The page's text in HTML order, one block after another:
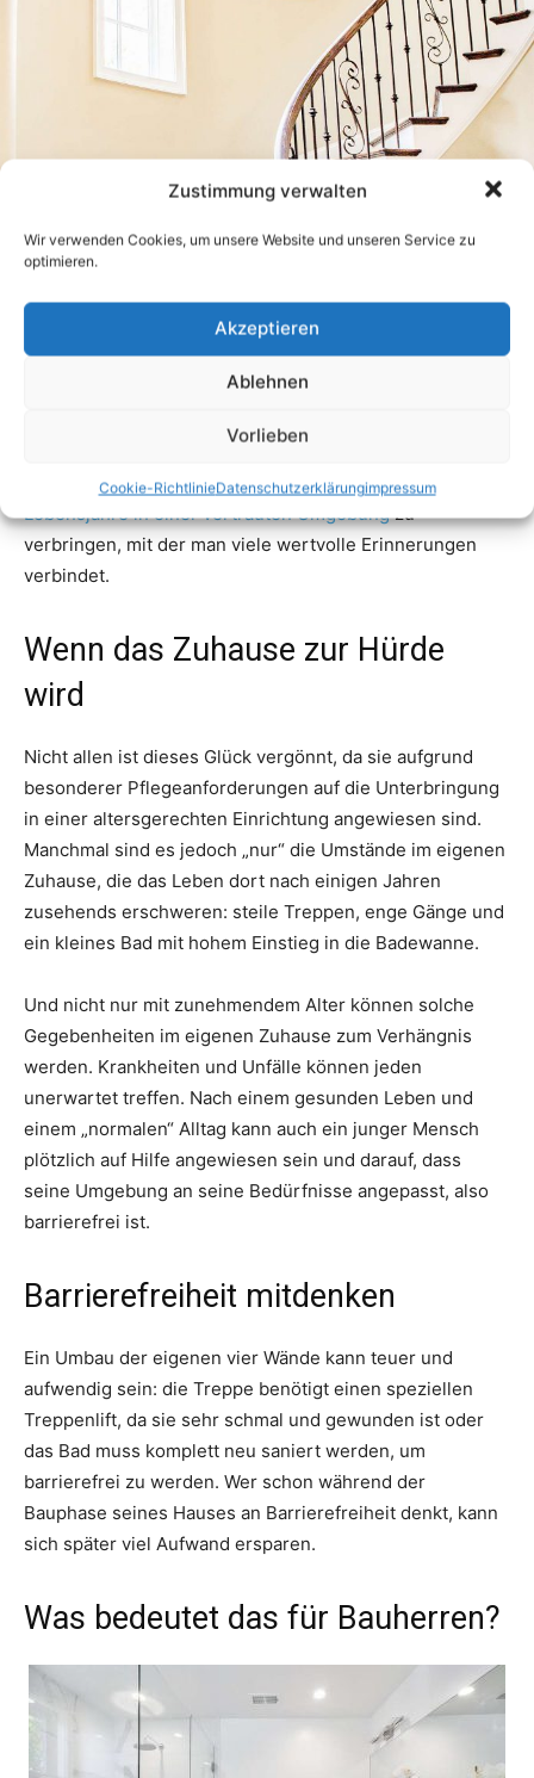
Zustimmung verwalten
Wir verwenden Cookies, um unsere Website und unseren Service zu
optimieren.
Akzeptieren
Ablehnen
Vorlieben
Cookie-RichtlinieDatenschutzerklärungimpressum